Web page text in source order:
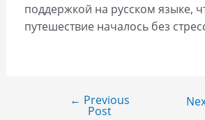
поддержкой на русском языке,
путешествие началось без
← Previous
Post